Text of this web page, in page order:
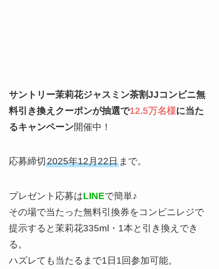
サントリー茉莉花ジャスミン茶割JJコンビニ無
料引き換えクーポンが抽選で12.5万名様に当た
るキャンペーン開催中！
応募締切2025年12月22日まで。
プレゼント応募はLINEで簡単♪
その場で当たった無料引換券をコンビニレジで
提示すると茉莉花335ml・1本と引き換えでき
る。
ハズレても当たるまで1日1回参加可能。